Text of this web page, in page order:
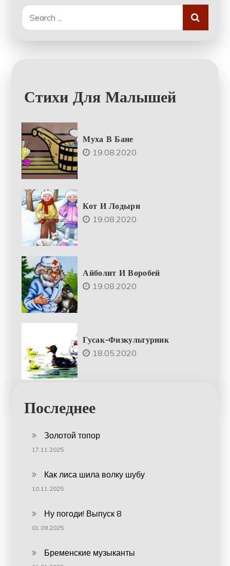
Search
for:
Стихи Для Малышей
Муха В Бане
19.08.2020
Кот И Лодыри
19.08.2020
Айболит И Воробей
19.08.2020
Гусак-Физкультурник
18.05.2020
Последнее
Золотой топор
17.11.2025
Как лиса шила волку шубу
10.11.2025
Ну погоди! Выпуск 8
01.09.2025
Бременские музыканты